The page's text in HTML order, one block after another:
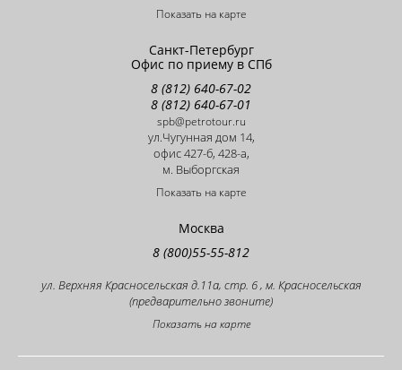
Показать на карте
Санкт-Петербург
Офис по приему в СПб
8 (812) 640-67-02
8 (812) 640-67-01
spb@petrotour.ru
ул.Чугунная дом 14,
офис 427-б, 428-a,
м. Выборгская
Показать на карте
Москва
8 (800)55-55-812
ул. Верхняя Красносельская д.11а, стр. 6 , м. Красносельская
(предварительно звоните)
Показать на карте